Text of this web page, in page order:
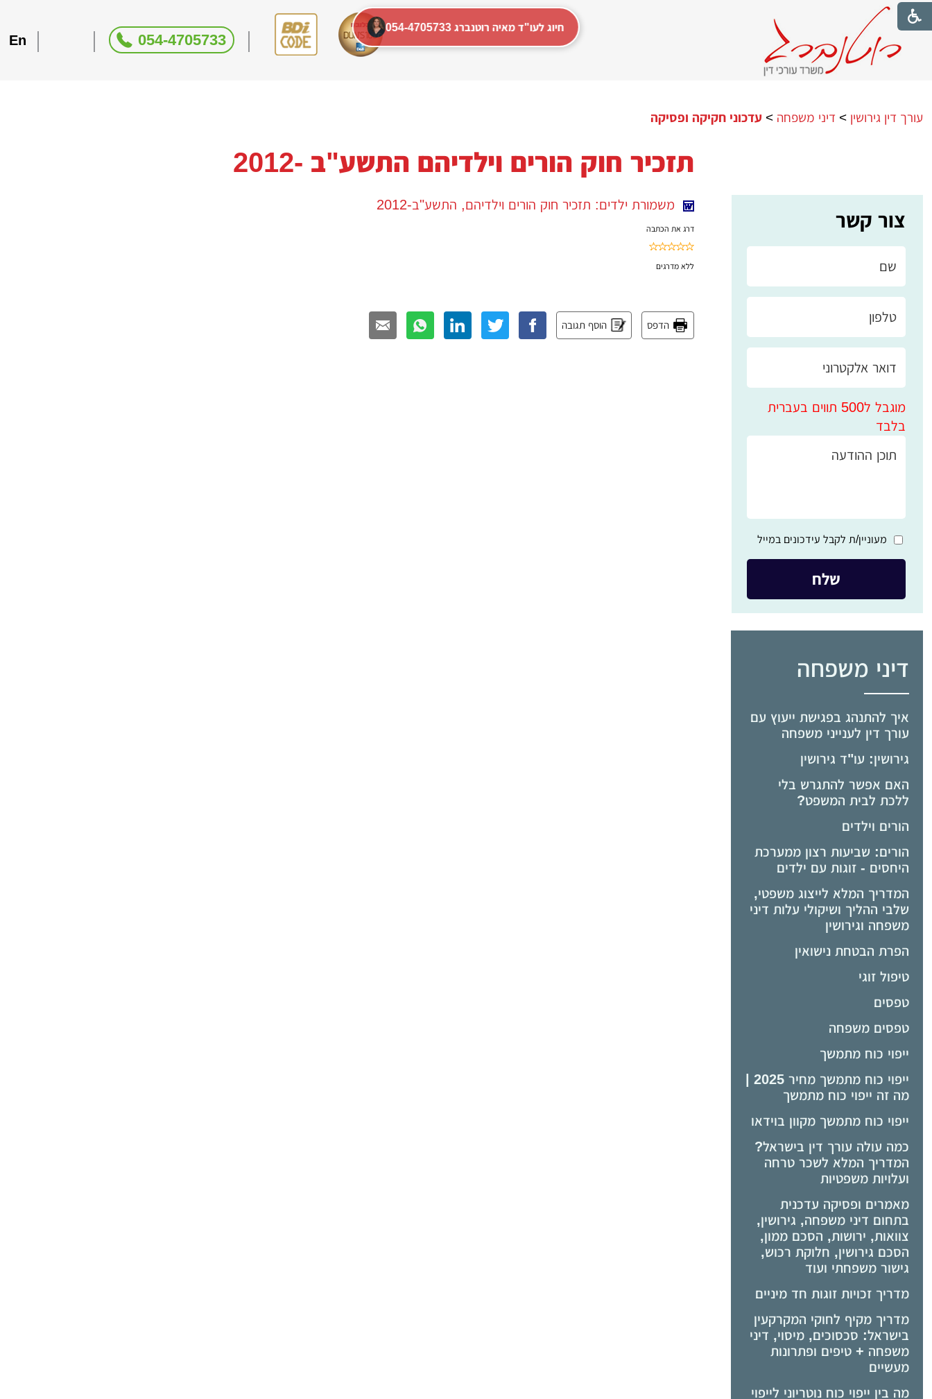
054-4705733
En
צור קשר
מוגבל ל500 תווים בעברית
בלבד
מעוניין/ת לקבל עידכונים במייל
דיני משפחה
איך להתנהג בפגישת ייעוץ עם
עורך דין לענייני משפחה
גירושין: עו"ד גירושין
האם אפשר להתגרש בלי
ללכת לבית המשפט?
הורים וילדים
הורים: שביעות רצון ממערכת
היחסים - זוגות עם ילדים
המדריך המלא לייצוג משפטי,
שלבי ההליך ושיקולי עלות דיני
משפחה וגירושין
הפרת הבטחת נישואין
טיפול זוגי
טפסים
טפסים משפחה
ייפוי כוח מתמשך
מה זה ייפוי כוח מתמשך
ייפוי כוח מתמשך מקוון בוידאו
כמה עולה עורך דין בישראל?
המדריך המלא לשכר טרחה
ועלויות משפטיות
מאמרים ופסיקה עדכנית
בתחום דיני משפחה, גירושין,
צוואות, ירושות, הסכם ממון,
הסכם גירושין, חלוקת רכוש,
גישור משפחתי ועוד
מדריך זכויות זוגות חד מיניים
מדריך מקיף לחוקי המקרקעין
בישראל: סכסוכים, מיסוי, דיני
משפחה + טיפים ופתרונות
מעשיים
מה בין ייפוי כוח נוטריוני לייפוי
עורך דין גירושין > דיני משפחה >עדכוני חקיקה ופסיקה
תזכיר חוק הורים וילדיהם התשע"ב -2012
משמורת ילדים: תזכיר חוק הורים וילדיהם, התשע"ב-2012
דרג את הכתבה
ללאמדרגים
הדפס הוסף תגובה
054-4705733 חיוג לעו"ד מאיה רוטנברג